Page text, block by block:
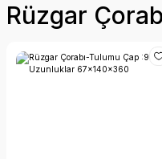
Rüzgar